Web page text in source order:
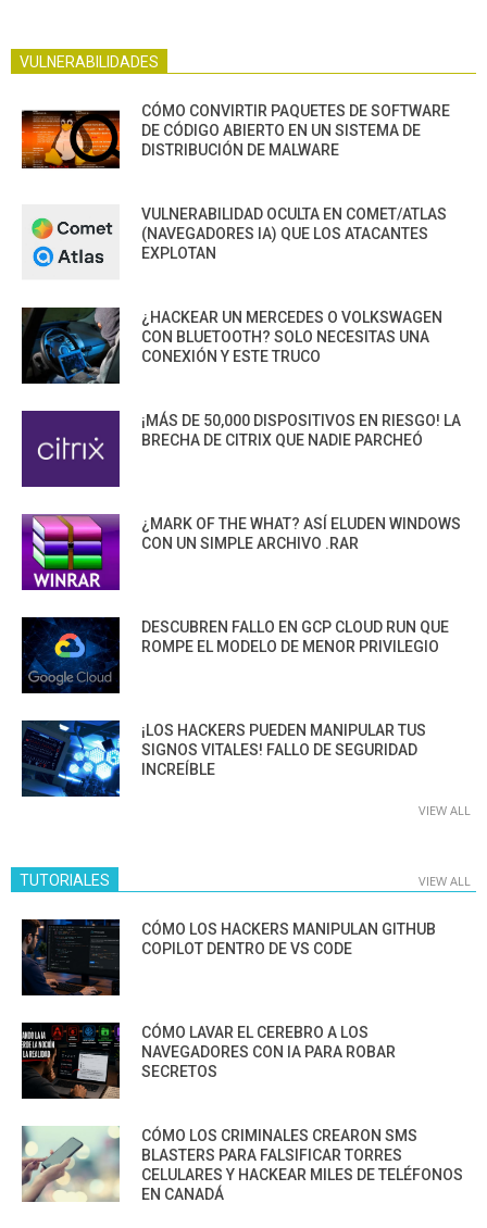
VULNERABILIDADES
CÓMO CONVIRTIR PAQUETES DE SOFTWARE
DE CÓDIGO ABIERTO EN UN SISTEMA DE
DISTRIBUCIÓN DE MALWARE
VULNERABILIDAD OCULTA EN COMET/ATLAS
(NAVEGADORES IA) QUE LOS ATACANTES
EXPLOTAN
¿HACKEAR UN MERCEDES O VOLKSWAGEN
CON BLUETOOTH? SOLO NECESITAS UNA
CONEXIÓN Y ESTE TRUCO
¡MÁS DE 50,000 DISPOSITIVOS EN RIESGO! LA
BRECHA DE CITRIX QUE NADIE PARCHEÓ
¿MARK OF THE WHAT? ASÍ ELUDEN WINDOWS
CON UN SIMPLE ARCHIVO .RAR
DESCUBREN FALLO EN GCP CLOUD RUN QUE
ROMPE EL MODELO DE MENOR PRIVILEGIO
¡LOS HACKERS PUEDEN MANIPULAR TUS
SIGNOS VITALES! FALLO DE SEGURIDAD
INCREÍBLE
VIEW ALL
TUTORIALES VIEW ALL
CÓMO LOS HACKERS MANIPULAN GITHUB
COPILOT DENTRO DE VS CODE
CÓMO LAVAR EL CEREBRO A LOS
NAVEGADORES CON IA PARA ROBAR
SECRETOS
CÓMO LOS CRIMINALES CREARON SMS
BLASTERS PARA FALSIFICAR TORRES
CELULARES Y HACKEAR MILES DE TELÉFONOS
EN CANADÁ